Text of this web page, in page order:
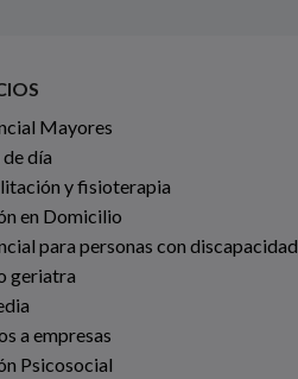
Mayores
día
y fisioterapia
en Domicilio
para personas con discapacidad
geriatra
a empresas
Psicosocial